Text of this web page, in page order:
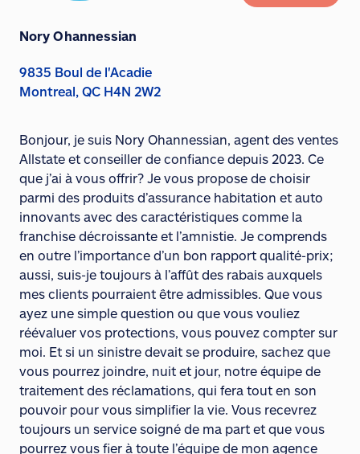
Nory Ohannessian
9835 Boul de l'Acadie
Montreal, QC H4N 2W2
Bonjour, je suis Nory Ohannessian, agent des ventes
Allstate et conseiller de confiance depuis 2023. Ce
que j’ai à vous offrir? Je vous propose de choisir
parmi des produits d’assurance habitation et auto
innovants avec des caractéristiques comme la
franchise décroissante et l’amnistie. Je comprends
en outre l’importance d’un bon rapport qualité-prix;
aussi, suis-je toujours à l’affût des rabais auxquels
mes clients pourraient être admissibles. Que vous
ayez une simple question ou que vous vouliez
réévaluer vos protections, vous pouvez compter sur
moi. Et si un sinistre devait se produire, sachez que
vous pourrez joindre, nuit et jour, notre équipe de
traitement des réclamations, qui fera tout en son
pouvoir pour vous simplifier la vie. Vous recevrez
toujours un service soigné de ma part et que vous
pourrez vous fier à toute l’équipe de mon agence